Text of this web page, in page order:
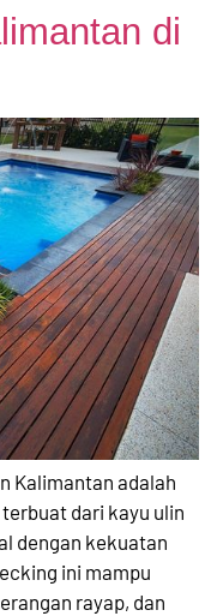
di
Kalimantan adalah
dari kayu ulin
dengan kekuatan
ini mampu
rayap, dan